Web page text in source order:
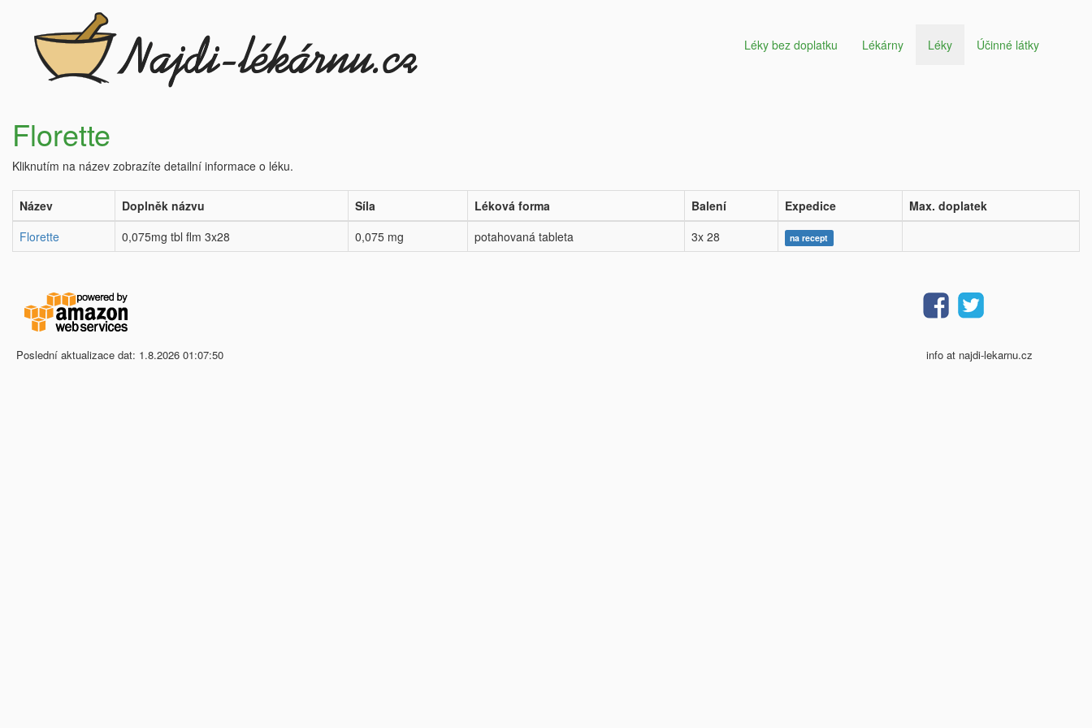
Léky bez doplatku Lékárny Léky Účinné látky
Florette
Kliknutím na název zobrazíte detailní informace o léku.
Název Doplněk názvu Síla Léková forma Balení Expedice
Max. doplatek
Florette
0,075mg tbl flm 3x28 0,075 mg potahovaná tableta 3x 28 na recept
Poslední aktualizace dat: 1.8.2026 01:07:50 info at najdi-lekarnu.cz